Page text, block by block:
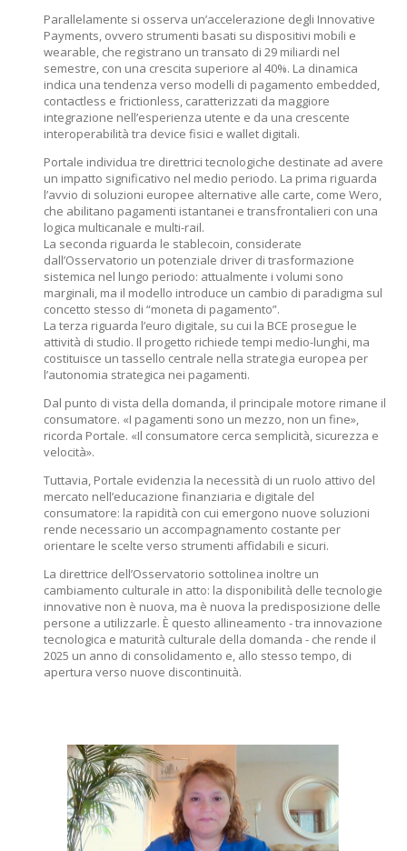
Parallelamente si osserva un’accelerazione degli Innovative
Payments, ovvero strumenti basati su dispositivi mobili e
wearable, che registrano un transato di 29 miliardi nel
semestre, con una crescita superiore al 40%. La dinamica
indica una tendenza verso modelli di pagamento embedded,
contactless e frictionless, caratterizzati da maggiore
integrazione nell’esperienza utente e da una crescente
interoperabilità tra device fisici e wallet digitali.
Portale individua tre direttrici tecnologiche destinate ad avere
un impatto significativo nel medio periodo. La prima riguarda
l’avvio di soluzioni europee alternative alle carte, come Wero,
che abilitano pagamenti istantanei e transfrontalieri con una
logica multicanale e multi-rail.
La seconda riguarda le stablecoin, considerate
dall’Osservatorio un potenziale driver di trasformazione
sistemica nel lungo periodo: attualmente i volumi sono
marginali, ma il modello introduce un cambio di paradigma sul
concetto stesso di “moneta di pagamento”.
La terza riguarda l’euro digitale, su cui la BCE prosegue le
attività di studio. Il progetto richiede tempi medio-lunghi, ma
costituisce un tassello centrale nella strategia europea per
l’autonomia strategica nei pagamenti.
Dal punto di vista della domanda, il principale motore rimane il
consumatore. «I pagamenti sono un mezzo, non un fine»,
ricorda Portale. «Il consumatore cerca semplicità, sicurezza e
velocità».
Tuttavia, Portale evidenzia la necessità di un ruolo attivo del
mercato nell’educazione finanziaria e digitale del
consumatore: la rapidità con cui emergono nuove soluzioni
rende necessario un accompagnamento costante per
orientare le scelte verso strumenti affidabili e sicuri.
La direttrice dell’Osservatorio sottolinea inoltre un
cambiamento culturale in atto: la disponibilità delle tecnologie
innovative non è nuova, ma è nuova la predisposizione delle
persone a utilizzarle. È questo allineamento - tra innovazione
tecnologica e maturità culturale della domanda - che rende il
2025 un anno di consolidamento e, allo stesso tempo, di
apertura verso nuove discontinuità.